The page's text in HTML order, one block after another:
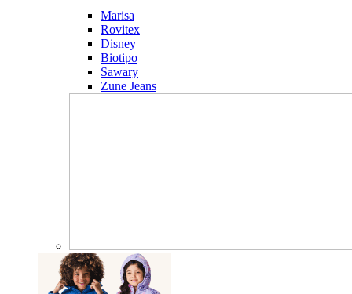
Marisa
Rovitex
Disney
Biotipo
Sawary
Zune Jeans